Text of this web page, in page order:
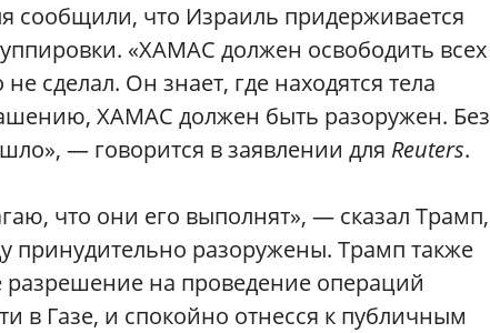
сообщили, что Израиль придерживается
«ХАМАС должен освободить всех
сделал. Он знает, где находятся тела
ХАМАС должен быть разоружен. Без
— говорится в заявлении для Reuters.
что они его выполнят», — сказал Трамп,
принудительно разоружены. Трамп также
на проведение операций
в Газе, и спокойно отнесся к публичным